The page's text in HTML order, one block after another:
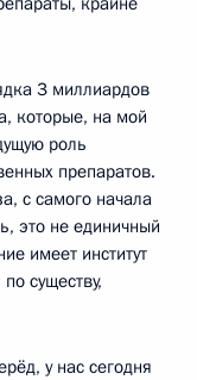
3 миллиардов
которые, на мой
роль
препаратов.
с самого начала
это не единичный
имеет институт
существу,
у нас сегодня